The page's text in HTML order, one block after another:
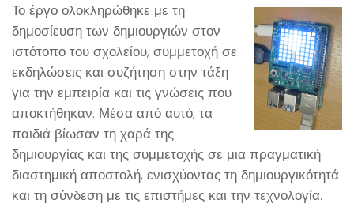
Το έργο ολοκληρώθηκε με τη
δημοσίευση των δημιουργιών στον
ιστότοπο του σχολείου, συμμετοχή σε
εκδηλώσεις και συζήτηση στην τάξη
για την εμπειρία και τις γνώσεις που
αποκτήθηκαν. Μέσα από αυτό, τα
παιδιά βίωσαν τη χαρά της
δημιουργίας και της συμμετοχής σε μια πραγματική
διαστημική αποστολή, ενισχύοντας τη δημιουργικότητά
και τη σύνδεση με τις επιστήμες και την τεχνολογία.